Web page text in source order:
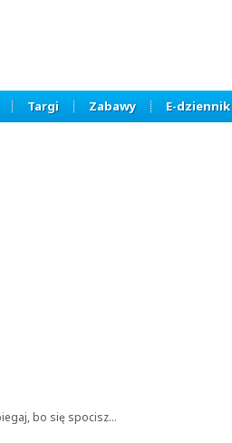
Targi Zabawy E-dziennik
bo się spocisz…